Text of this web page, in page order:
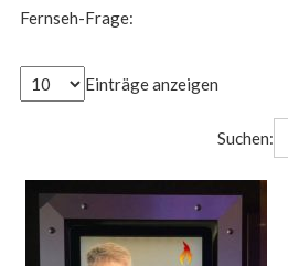
Fernseh-Frage:
Einträge anzeigen
Suchen: